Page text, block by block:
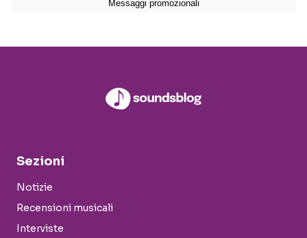
Sezioni
Notizie
Recensioni musicali
Interviste